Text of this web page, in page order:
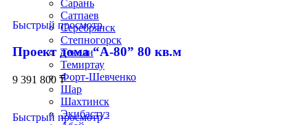
Сарань
Сатпаев
Серебрянск
Степногорск
Текели
Темиртау
Форт-Шевченко
Шар
Шахтинск
Экибастуз
Быстрый просмотр
Проект дома “А-80” 80 кв.м
9 391 800 ₸
Быстрый просмотр